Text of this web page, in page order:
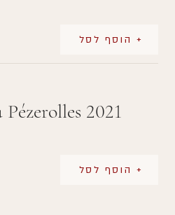
+ הוסף לסל
Pézerolles 2021
+ הוסף לסל